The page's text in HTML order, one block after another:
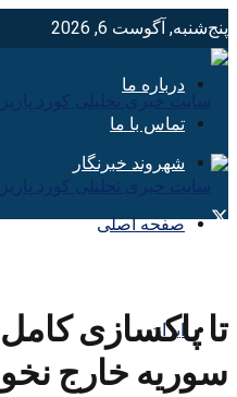
پنج‌شنبه, آگوست 6, 2026
درباره ما
تماس با ما
شهروند خبرنگار
صفحه اصلی
ایران
تا پاکسازی
سوریه خارج